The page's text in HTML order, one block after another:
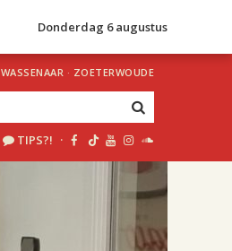
Donderdag 6 augustus
WASSENAAR · ZOETERWOUDE
TIPS?! ·
uur 1 van 2
Volgend uur